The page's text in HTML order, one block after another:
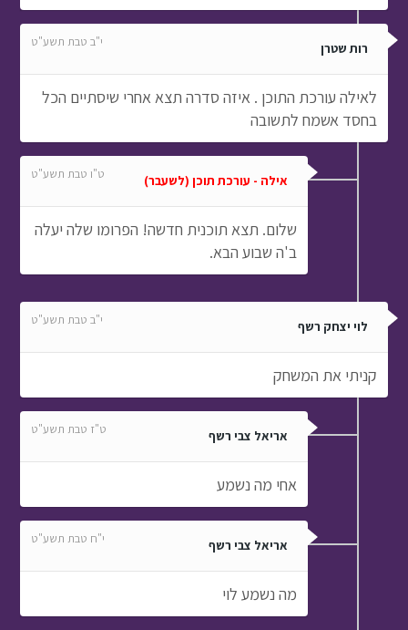
רות שטרן י"ב טבת תשע"ט
לאילה עורכת התוכן . איזה סדרה תצא אחרי שיסתיים הכל
בחסד אשמח לתשובה
אילה - עורכת תוכן (לשעבר) ט"ו טבת תשע"ט
שלום. תצא תוכנית חדשה! הפרומו שלה יעלה
ב'ה שבוע הבא.
לוי יצחק רשף י"ב טבת תשע"ט
קניתי את המשחק
אריאל צבי רשף ט"ז טבת תשע"ט
אחי מה נשמע
אריאל צבי רשף י"ח טבת תשע"ט
מה נשמע לוי